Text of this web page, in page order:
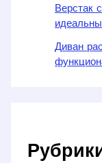
Верстак
Диван